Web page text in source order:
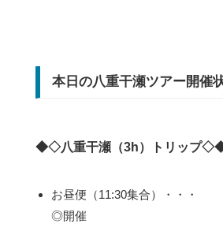
本日の八重干瀬ツアー開催
◆◇八重干瀬（3h）トリップ
お昼便（11:30集合）・・・
◎開催